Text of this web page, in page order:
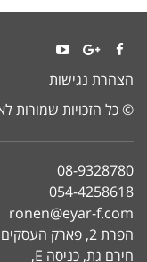
Facebook
Google+
YouTubeהצהרת נגישות
© כל הזכויות שמורות
08-9328780
054-4258618
ronen@eyar-f.com
הפרת 2, פארק העסקים
חירם גת, כניסה E,